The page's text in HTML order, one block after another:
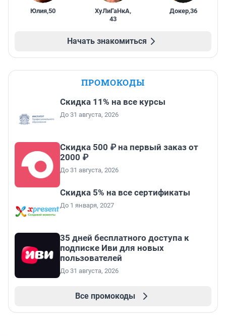
Юлия,50 ХуЛиГаНкА,
43
Докер,36
Начать знакомиться
ПРОМОКОДЫ
Скидка 11% на все курсы
До 31 августа, 2026
Скидка 500 ₽ на первый заказ от
2000 ₽
До 31 августа, 2026
Скидка 5% на все сертификаты
До 1 января, 2027
35 дней бесплатного доступа к
подписке Иви для новых
пользователей
До 31 августа, 2026
Все промокоды